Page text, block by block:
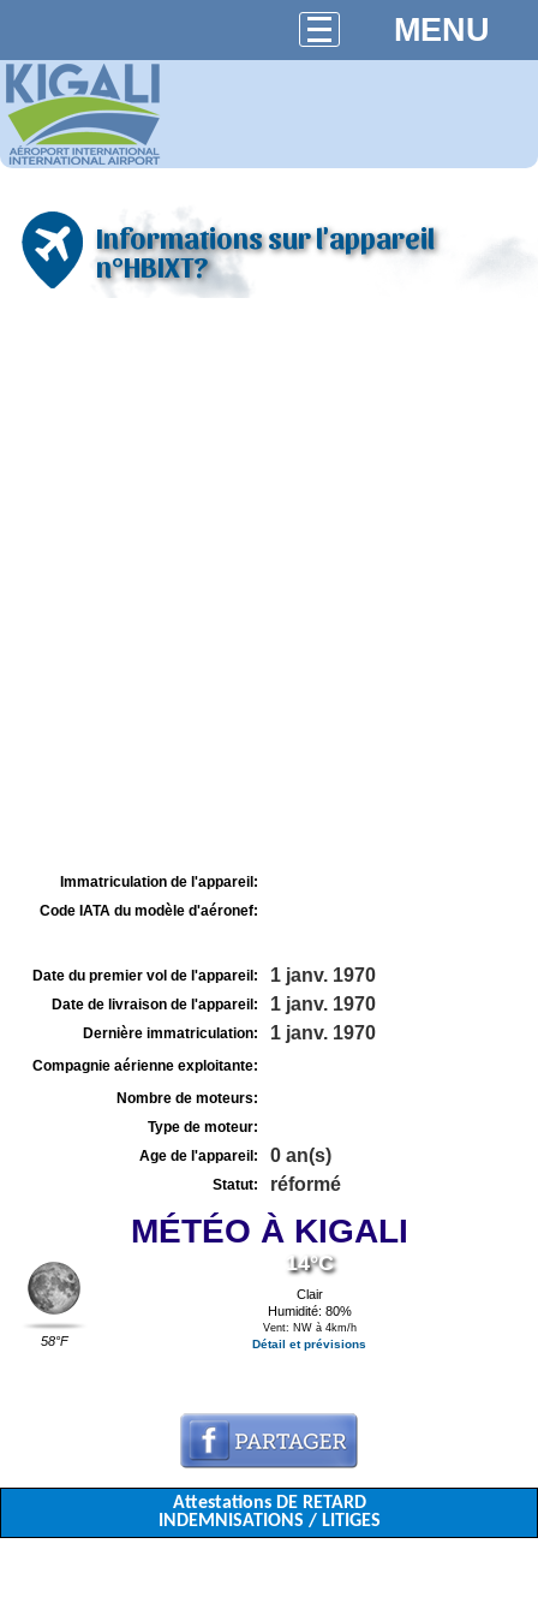
MENU
Informations sur l'appareil
n°HBIXT?
Immatriculation de l'appareil:
Code IATA du modèle d'aéronef:
Date du premier vol de l'appareil: 1 janv. 1970
Date de livraison de l'appareil: 1 janv. 1970
Dernière immatriculation: 1 janv. 1970
Compagnie aérienne exploitante:
Nombre de moteurs:
Type de moteur:
Age de l'appareil:
0 an(s)
Statut: réformé
MÉTÉO À KIGALI
58°F
14°C
Clair
Humidité: 80%
Vent: NW à 4km/h
Détail et prévisions
Attestations DE RETARD
INDEMNISATIONS / LITIGES